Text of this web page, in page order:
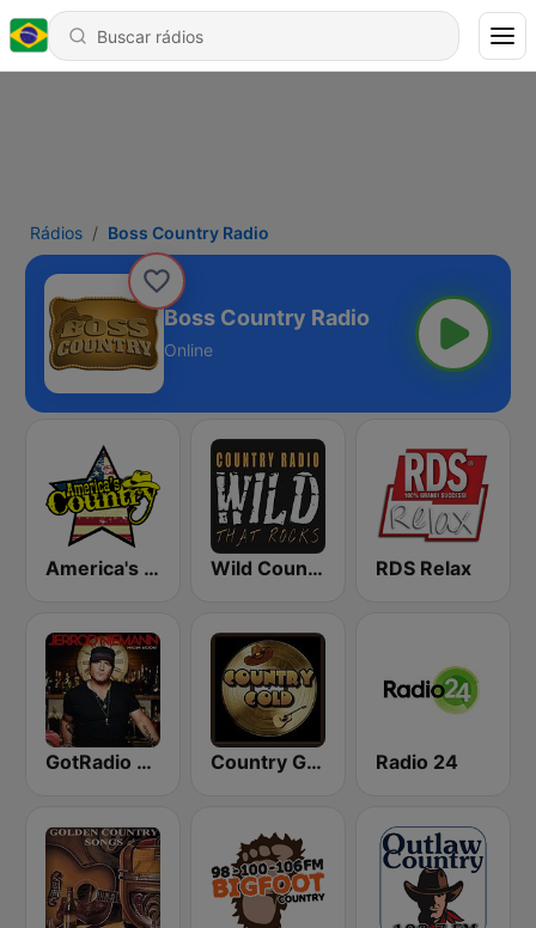
Rádios Boss Country Radio
Boss Country Radio
Online
America's Country Wild Country Music Radio RDS Relax
GotRadio - Today's Country Country Gold Radio Radio 24